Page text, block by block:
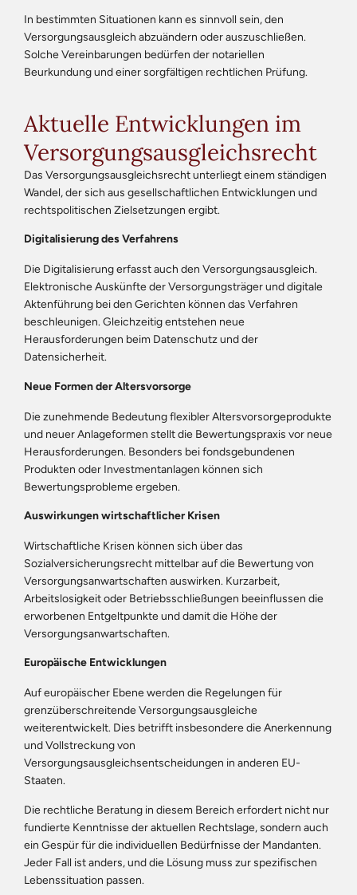
In bestimmten Situationen kann es sinnvoll sein, den
Versorgungsausgleich abzuändern oder auszuschließen.
Solche Vereinbarungen bedürfen der notariellen
Beurkundung und einer sorgfältigen rechtlichen Prüfung.
Aktuelle Entwicklungen im
Versorgungsausgleichsrecht
Das Versorgungsausgleichsrecht unterliegt einem ständigen
Wandel, der sich aus gesellschaftlichen Entwicklungen und
rechtspolitischen Zielsetzungen ergibt.
Digitalisierung des Verfahrens
Die Digitalisierung erfasst auch den Versorgungsausgleich.
Elektronische Auskünfte der Versorgungsträger und digitale
Aktenführung bei den Gerichten können das Verfahren
beschleunigen. Gleichzeitig entstehen neue
Herausforderungen beim Datenschutz und der
Datensicherheit.
Neue Formen der Altersvorsorge
Die zunehmende Bedeutung flexibler Altersvorsorgeprodukte
und neuer Anlageformen stellt die Bewertungspraxis vor neue
Herausforderungen. Besonders bei fondsgebundenen
Produkten oder Investmentanlagen können sich
Bewertungsprobleme ergeben.
Auswirkungen wirtschaftlicher Krisen
Wirtschaftliche Krisen können sich über das
Sozialversicherungsrecht mittelbar auf die Bewertung von
Versorgungsanwartschaften auswirken. Kurzarbeit,
Arbeitslosigkeit oder Betriebsschließungen beeinflussen die
erworbenen Entgeltpunkte und damit die Höhe der
Versorgungsanwartschaften.
Europäische Entwicklungen
Auf europäischer Ebene werden die Regelungen für
grenzüberschreitende Versorgungsausgleiche
weiterentwickelt. Dies betrifft insbesondere die Anerkennung
und Vollstreckung von
Versorgungsausgleichsentscheidungen in anderen EU-
Staaten.
Die rechtliche Beratung in diesem Bereich erfordert nicht nur
fundierte Kenntnisse der aktuellen Rechtslage, sondern auch
ein Gespür für die individuellen Bedürfnisse der Mandanten.
Jeder Fall ist anders, und die Lösung muss zur spezifischen
Lebenssituation passen.